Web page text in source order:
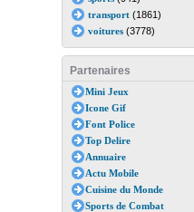
transport(1861)
voitures(3778)
Partenaires
Mini Jeux
Icone Gif
Font Police
Top Delire
Annuaire
Actu Mobile
Cuisine du Monde
Sports de Combat